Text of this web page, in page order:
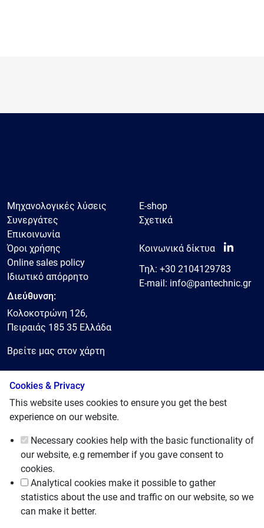
Μηχανολογικές λύσεις
Συνεργάτες
Επικοινωνία
E-shop
Σχετικά
Όροι χρήσης
Online sales policy
Ιδιωτικό απόρρητο
Κοινωνικά δίκτυα
Τηλ: +30 2104129783
E-mail: info@pantechnic.gr
Διεύθυνση:
Κολοκοτρώνη 126,
Πειραιάς 185 35 Ελλάδα
Βρείτε μας στον χάρτη
© 2025, Pantechnic LTD
Cookies & Privacy
This website uses cookies to ensure you get the best
experience on our website.
Necessary cookies help with the basic functionality of
our website, e.g remember if you gave consent to
cookies.
Analytical cookies make it possible to gather
statistics about the use and traffic on our website, so we
can make it better.